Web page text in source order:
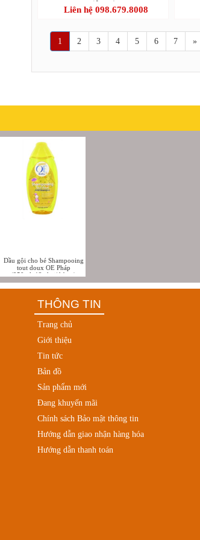
siêu xe)
Liên hệ 098.679.8008
1 2 3 4 5 6 7 »
Dầu gội cho bé Shampooing
tout doux OE Pháp
(250mlx12 chai/thùng)
THÔNG TIN
Trang chủ
Giới thiệu
Tin tức
Bản đồ
Sản phẩm mới
Đang khuyến mãi
Chính sách Bảo mật thông tin
Hướng dẫn giao nhận hàng hóa
Hướng dẫn thanh toán